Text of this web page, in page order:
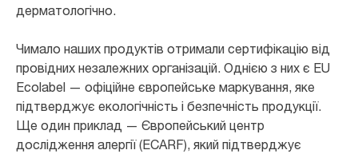
дерматологічно.
Чимало наших продуктів отримали сертифікацію від
провідних незалежних організацій. Однією з них є EU
Ecolabel — офіційне європейське маркування, яке
підтверджує екологічність і безпечність продукції.
Ще один приклад — Європейський центр
дослідження алергії (ECARF), який підтверджує